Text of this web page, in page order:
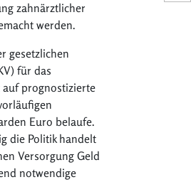
zahnärztlicher
werden.
gesetzlichen
für das
auf prognostizierte
Euro belaufe.
die Politik handelt
Versorgung Geld
notwendige